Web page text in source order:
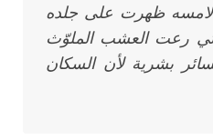
ظهرت على جلده
رعت العشب الملوّث
بشرية لأن السكان